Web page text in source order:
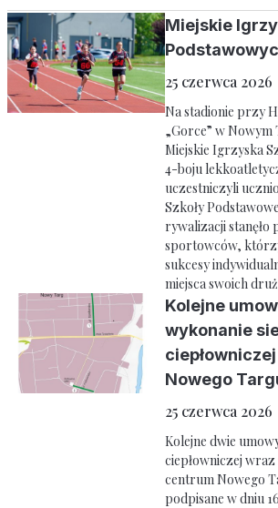
Miejskie
25 czerwca 2026
Na stadionie przy
„Gorce” w
Miejskie Igrzyska
4-boju
uczestniczyli
Szkoły
rywalizacji stanęło
sportowców,
sukcesy
miejsca swoich
Kolejne
wykonanie
Nowego
25 czerwca 2026
Kolejne dwie
ciepłowniczej
centrum Nowego
podpisane w dniu